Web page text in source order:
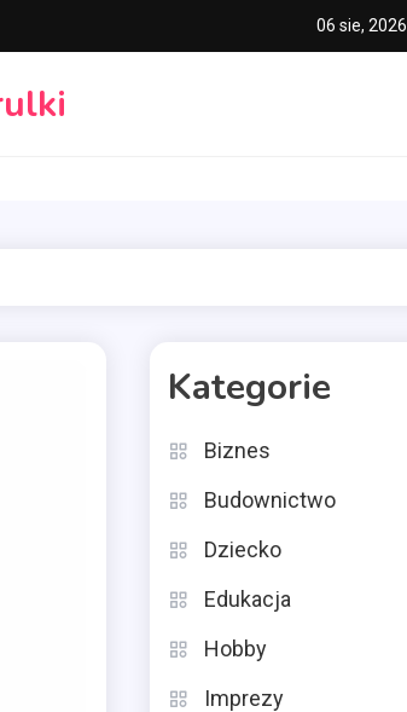
06 sie, 2026
Kategorie
Biznes
Budownictwo
Dziecko
Edukacja
Hobby
Imprezy